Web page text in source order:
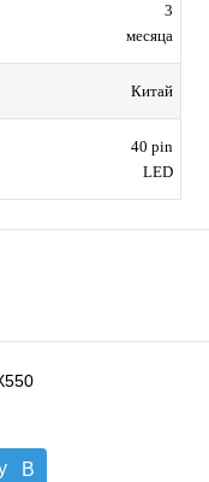
3
месяца
Китай
40 pin
LED
В